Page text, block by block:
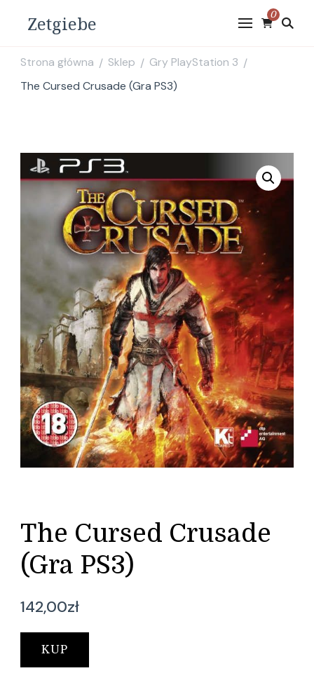
Zetgiebe 0
Strona główna / Sklep / Gry PlayStation 3 /
The Cursed Crusade (Gra PS3)
The Cursed Crusade
(Gra PS3)
142,00zł
KUP